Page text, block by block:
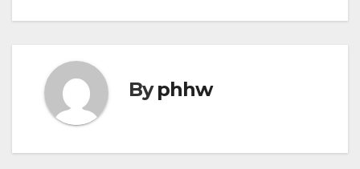
覽
Byphhw